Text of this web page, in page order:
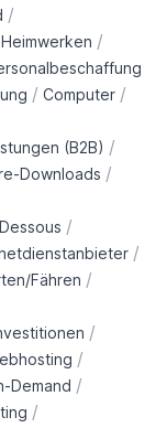
/
Heimwerken /
/ Computer /
(B2B) /
Downloads /
Dessous /
/
Fähren /
/
/
Demand /
/